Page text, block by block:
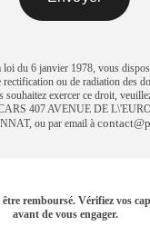
loi du 6 janvier 1978, vous
ou de radiation des
souhaitez exercer ce droit,
407 AVENUE DE
ou par email à
remboursé. Vérifiez vos
avant de vous engager.